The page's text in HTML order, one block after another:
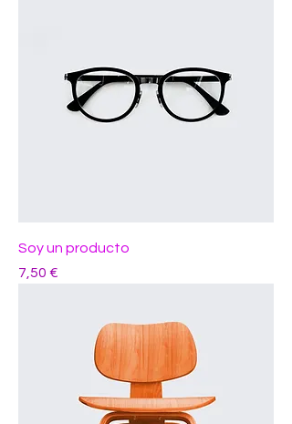
Soy un producto
Precio
7,50 €